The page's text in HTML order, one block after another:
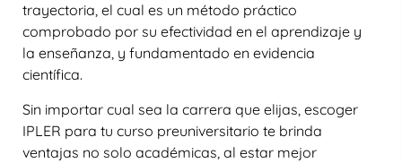
trayectoria, el cual es un método práctico
comprobado por su efectividad en el aprendizaje y
la enseñanza, y fundamentado en evidencia
científica.
Sin importar cual sea la carrera que elijas, escoger
IPLER para tu curso preuniversitario te brinda
ventajas no solo académicas, al estar mejor